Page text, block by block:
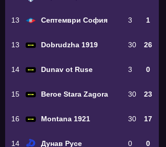
13 Септември София 3 1
13 Dobrudzha 1919 30 26
14 Dunav ot Ruse 3 0
15 Beroe Stara Zagora 30 23
16 Montana 1921 30 17
14 Дунав Русе 0 0